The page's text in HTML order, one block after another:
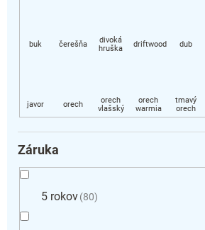
Záruka
5 rokov 80